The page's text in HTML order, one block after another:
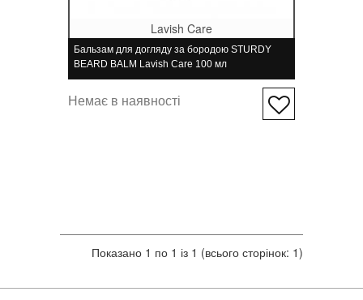
Lavish Care
Бальзам для догляду за бородою STURDY
BEARD BALM Lavish Care 100 мл
Немає в наявності
Показано 1 по 1 із 1 (всього сторінок: 1)